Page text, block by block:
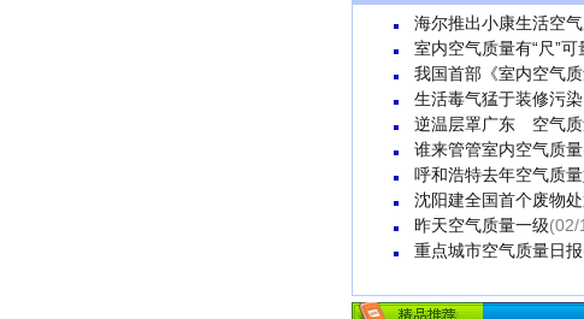
海尔推出小康生活空
室内空气质量有“尺”可
我国首部《室内空气
生活毒气猛于装修污
逆温层罩广东 空气质
谁来管管室内空气质量
呼和浩特去年空气质
沈阳建全国首个废物
昨天空气质量一级(02/
重点城市空气质量日报